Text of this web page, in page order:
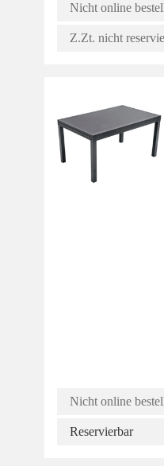
Nicht online
Z.Zt. nicht
Nicht online
Reservierbar